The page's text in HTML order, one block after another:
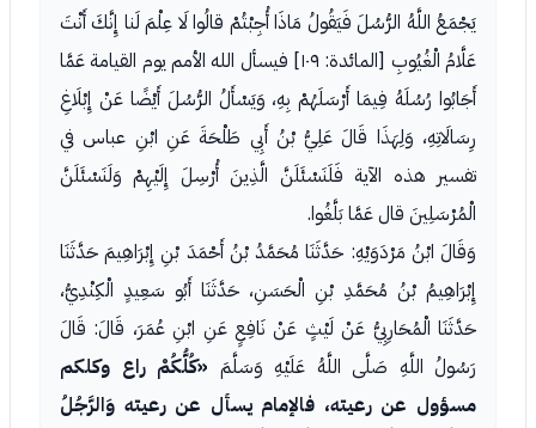
يَجْمَعُ اللَّهُ الرُّسُلَ فَيَقُولُ مَاذَا أُجِبْتُمْ قالُوا لَا عِلْمَ لَنا إِنَّكَ أَنْتَ
عَلَّامُ الْغُيُوبِ [المائدة: ١٠٩] فيسأل الله الأمم يوم القيامة عَمَّا
أَجَابُوا رُسُلَهُ فِيمَا أَرْسَلَهُمْ بِهِ، وَيَسْأَلُ الرُّسُلَ أَيْضًا عَنْ إِبْلَاغِ
رِسَالَاتِهِ، وَلِهَذَا قَالَ عَلِيُّ بْنُ أَبِي طَلْحَةَ عَنِ ابْنِ عباس في
تفسير هذه الآية فَلَنَسْئَلَنَّ الَّذِينَ أُرْسِلَ إِلَيْهِمْ وَلَنَسْئَلَنَّ
الْمُرْسَلِينَ قال عَمَّا بَلَّغُوا.
وَقَالَ ابْنُ مَرْدَوَيْهِ: حَدَّثَنَا مُحَمَّدُ بْنُ أَحْمَدَ بْنِ إِبْرَاهِيمَ حَدَّثَنَا
إِبْرَاهِيمُ بْنُ مُحَمَّدِ بْنِ الْحَسَنِ، حَدَّثَنَا أَبُو سَعِيدٍ الْكِنْدِيُّ،
حَدَّثَنَا الْمُحَارِبِيُّ عَنْ لَيْثٍ عَنْ نَافِعٍ عَنِ ابْنِ عُمَرَ، قَالَ: قَالَ
رَسُولُ اللَّهِ صَلَّى اللَّهُ عَلَيْهِ وَسَلَّمَ «كُلُّكُمْ راع وكلكم
مسؤول عن رعيته، فالإمام يسأل عن رعيته وَالرَّجُلُ